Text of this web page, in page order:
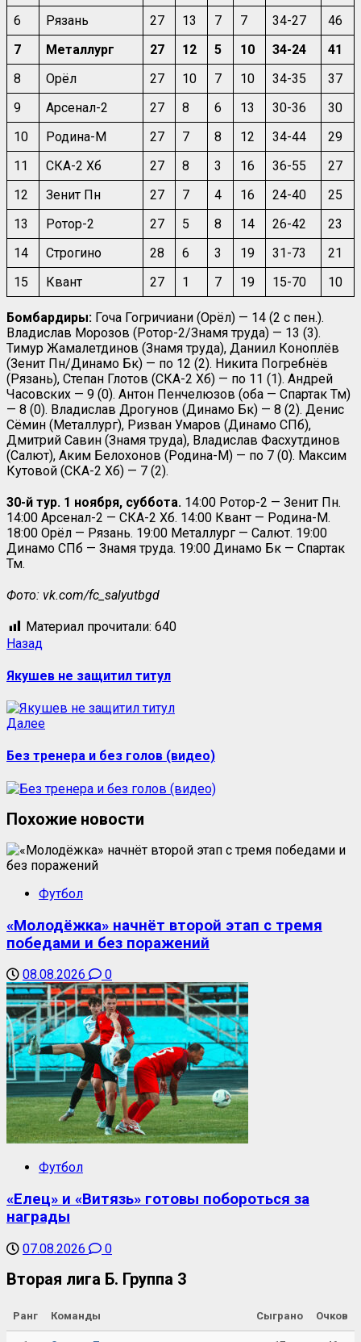
6
Рязань 27 13 7 7 34-27
46
7
Металлург 27 12 5 10 34-24
41
8
Орёл 27 10 7 10 34-35
37
9
Арсенал-2 27 8 6 13 30-36
30
10
Родина-М 27 7 8 12 34-44
29
11
СКА-2 Хб 27 8 3 16 36-55
27
12
Зенит Пн 27 7 4 16 24-40
25
13
Ротор-2 27 5 8 14 26-42
23
14
Строгино 28 6 3 19 31-73
21
15
Квант 27 1 7 19 15-70 10
Бомбардиры: Гоча Гогричиани (Орёл) — 14 (2 с пен.).
Владислав Морозов (Ротор-2/Знамя труда) — 13 (3).
Тимур Жамалетдинов (Знамя труда), Даниил Коноплёв
(Зенит Пн/Динамо Бк) — по 12 (2). Никита Погребнёв
(Рязань), Степан Глотов (СКА-2 Хб) — по 11 (1). Андрей
Часовских — 9 (0). Антон Пенчелюзов (оба — Спартак Тм)
— 8 (0). Владислав Дрогунов (Динамо Бк) — 8 (2). Денис
Сёмин (Металлург), Ризван Умаров (Динамо СПб),
Дмитрий Савин (Знамя труда), Владислав Фасхутдинов
(Салют), Аким Белохонов (Родина-М) — по 7 (0). Максим
Кутовой (СКА-2 Хб) — 7 (2).
30-й тур. 1 ноября, суббота. 14:00 Ротор-2 — Зенит Пн.
14:00 Арсенал-2 — СКА-2 Хб. 14:00 Квант — Родина-М.
18:00 Орёл — Рязань. 19:00 Металлург — Салют. 19:00
Динамо СПб — Знамя труда. 19:00 Динамо Бк — Спартак
Тм.
Фото: vk.com/fc_salyutbgd
Материал прочитали: 640
Назад
Якушев не защитил титул
Далее
Без тренера и без голов (видео)
Похожие новости
Футбол
«Молодёжка» начнёт второй этап с тремя
победами и без поражений
08.08.2026 0
Футбол
«Елец» и «Витязь» готовы побороться за
награды
07.08.2026 0
Вторая лига Б. Группа 3
Ранг Команды Сыграно Очков